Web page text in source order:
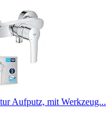
Aufputz, mit Werkzeug...